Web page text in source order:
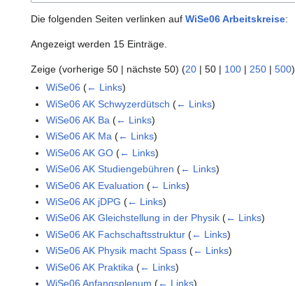
Die folgenden Seiten verlinken auf WiSe06 Arbeitskreise:
Angezeigt werden 15 Einträge.
Zeige (vorherige 50 | nächste 50) (20 | 50 | 100 | 250 | 500)
WiSe06 (← Links)
WiSe06 AK Schwyzerdütsch (← Links)
WiSe06 AK Ba (← Links)
WiSe06 AK Ma (← Links)
WiSe06 AK GO (← Links)
WiSe06 AK Studiengebühren (← Links)
WiSe06 AK Evaluation (← Links)
WiSe06 AK jDPG (← Links)
WiSe06 AK Gleichstellung in der Physik (← Links)
WiSe06 AK Fachschaftsstruktur (← Links)
WiSe06 AK Physik macht Spass (← Links)
WiSe06 AK Praktika (← Links)
WiSe06 Anfangsplenum (← Links)